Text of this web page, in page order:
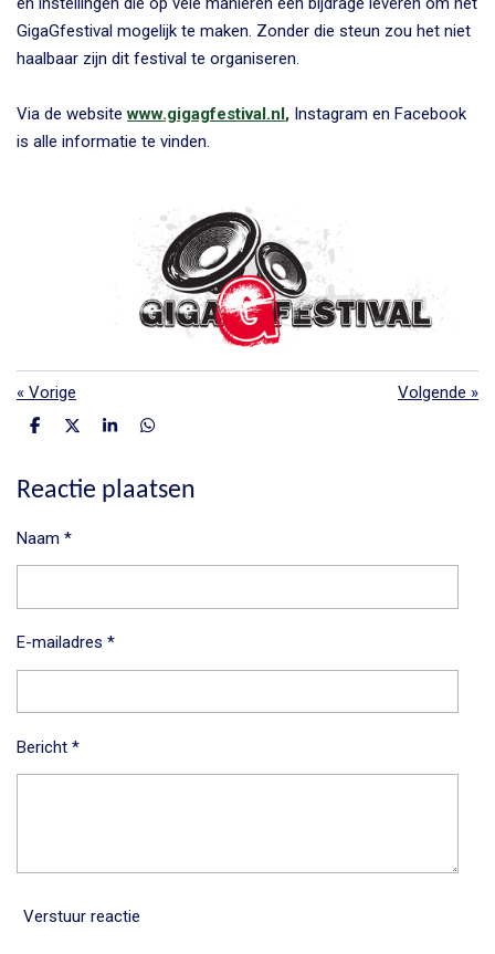
GigaGfestival mogelijk te maken. Zonder die steun zou het niet
haalbaar zijn dit festival te organiseren.
Via de websitewww.gigagfestival.nl, Instagram en Facebook
is alle informatie te vinden.
« Vorige Volgende »
D
e
n
D
l
S
r
e
D
e
n
Reactie plaatsen
Naam *
E-mailadres *
Bericht *
Verstuur reactie